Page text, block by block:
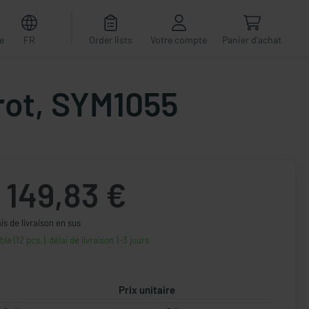
FR Order lists Votre compte Panier d'achat
SYM1055
149,83 €
de livraison en sus
(12 pcs.), délai de livraison 1-3 jours
Prix unitaire